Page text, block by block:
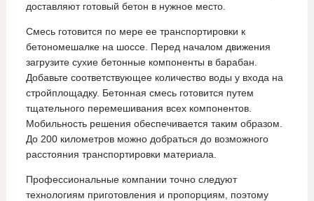
доставляют готовый бетон в нужное место.
Смесь готовится по мере ее транспортировки к
бетономешалке на шоссе. Перед началом движения
загрузите сухие бетонные компоненты в барабан.
Добавьте соответствующее количество воды у входа на
стройплощадку. Бетонная смесь готовится путем
тщательного перемешивания всех компонентов.
Мобильность решения обеспечивается таким образом.
До 200 километров можно добраться до возможного
расстояния транспортировки материала.
Профессиональные компании точно следуют
технологиям приготовления и пропорциям, поэтому